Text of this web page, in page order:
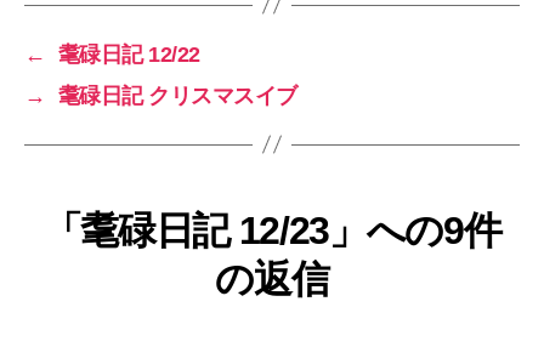
←
耄碌日記 12/22
→
耄碌日記 クリスマスイブ
「耄碌日記 12/23」への9件
の返信